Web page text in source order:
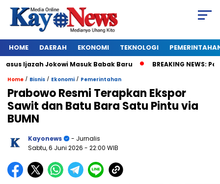
HOME DAERAH EKONOMI TEKNOLOGI
Ijazah Jokowi Masuk Babak Baru BREAKING NEWS:
Home / Bisnis / Ekonomi / Pemerintahan
Prabowo Resmi Terapkan Ekspor
Sawit dan Batu Bara Satu Pintu via
BUMN
Kayonews
- Jurnalis
Sabtu, 6 Juni 2026 - 22:00 WIB